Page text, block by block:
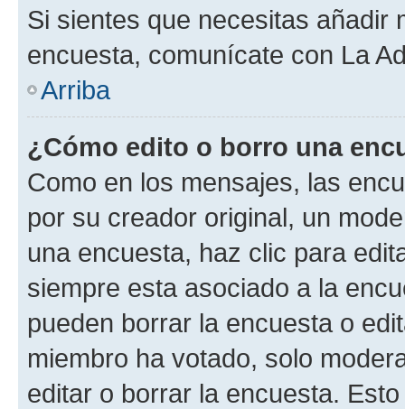
Si sientes que necesitas añadir
encuesta, comunícate con La
Arriba
¿Cómo edito o borro una
Como en los mensajes, las
por su creador original, un
una encuesta, haz clic para
siempre esta asociado a la
pueden borrar la encuesta o
miembro ha votado, solo
editar o borrar la encuesta.